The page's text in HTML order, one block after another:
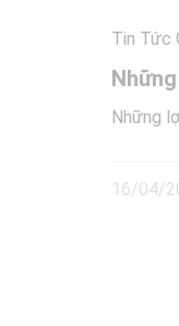
Tin Tức
Những
16/04/